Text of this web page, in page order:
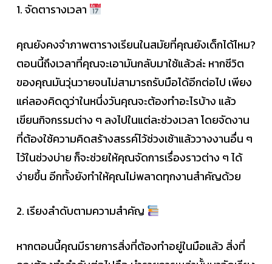
1. จัดตารางเวลา
คุณยังคงจำภาพตารางเรียนในสมัยที่คุณยังเด็กได้ไหม?
ตอนนี้ถึงเวลาที่คุณจะเอามันกลับมาใช้แล้วล่ะ หากชีวิต
ของคุณมันวุ่นวายจนไม่สามารถรับมือได้อีกต่อไป เพียง
แค่ลองคิดดูว่าในหนึ่งวันคุณจะต้องทำอะไรบ้าง แล้ว
เขียนกิจกรรมต่าง ๆ ลงไปในแต่ละช่วงเวลา โดยจัดงาน
ที่ต้องใช้ความคิดสร้างสรรค์ไว้ช่วงเช้าแล้ววางงานอื่น ๆ
ไว้ในช่วงบ่าย ก็จะช่วยให้คุณจัดการเรื่องราวต่าง ๆ ได้
ง่ายขึ้น อีกทั้งยังทำให้คุณไม่พลาดทุกงานสำคัญด้วย
2. เรียงลำดับตามความสำคัญ
หากตอนนี้คุณมีรายการสิ่งที่ต้องทำอยู่ในมือแล้ว สิ่งที่